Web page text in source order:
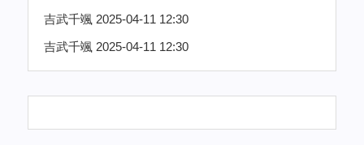
吉武千颯 2025-04-11 12:30
吉武千颯 2025-04-11 12:30